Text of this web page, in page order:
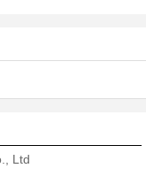
Ltd